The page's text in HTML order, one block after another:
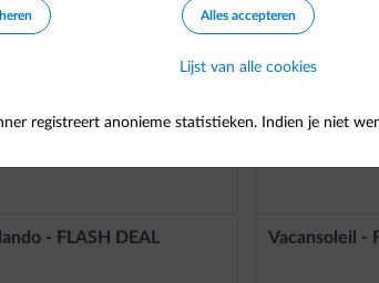
- FLASH DEAL
FLASH
Vacansoleil -
Alles accepteren
Lijst van alle cookies
registreert anonieme statistieken. Indien je niet